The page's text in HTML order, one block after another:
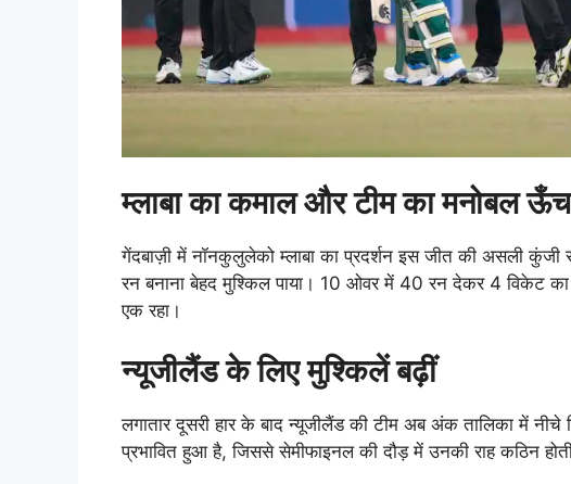
म्लाबा का कमाल और टीम का मनोबल
गेंदबाज़ी में नॉनकुलुलेको म्लाबा का प्रदर्शन इस जीत की असली
रन बनाना बेहद मुश्किल पाया। 10 ओवर में 40 रन देकर 4 विकेट
एक रहा।
न्यूजीलैंड के लिए मुश्किलें बढ़ीं
लगातार दूसरी हार के बाद न्यूजीलैंड की टीम अब अंक तालिका में
प्रभावित हुआ है, जिससे सेमीफाइनल की दौड़ में उनकी राह कठिन